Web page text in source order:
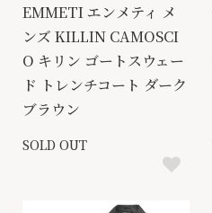
EMMETI エンメティ メ
ンズ KILLIN CAMOSCI
O キリン ゴートスウェー
ド トレンチコート ダーク
ブラウン
SOLD OUT